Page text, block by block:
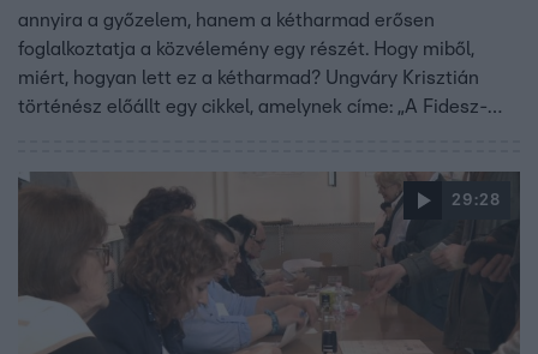
annyira a győzelem, hanem a kétharmad erősen
foglalkoztatja a közvélemény egy részét. Hogy miből,
miért, hogyan lett ez a kétharmad? Ungváry Krisztián
történész előállt egy cikkel, amelynek címe: „A Fidesz-
történész és Péterfy Gergely író voltak Baló György29:28